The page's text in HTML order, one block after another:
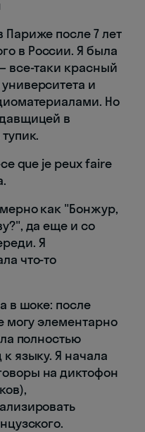
после 7 лет
в России. Я была
все-таки красный
и
Но
в
que je peux faire
как "Бонжур,
да еще и со
Я
что-то
в шоке: после
могу элементарно
полностью
языку. Я начала
на диктофон